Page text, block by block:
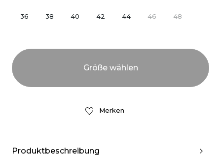
36 38 40 42 44 46 48
Merken
Produktbeschreibung